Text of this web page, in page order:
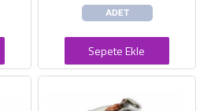
ADET
Sepete Ekle